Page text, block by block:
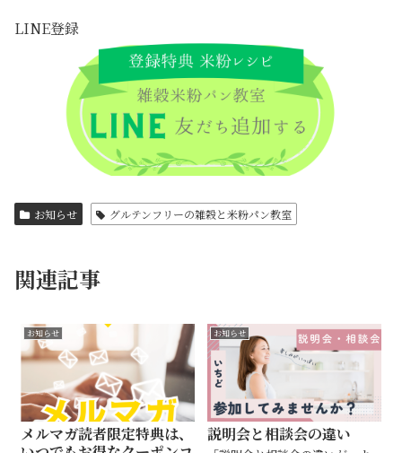
LINE登録
お知らせ グルテンフリーの雑穀と米粉パン教室
関連記事
お知らせ
メルマガ読者限定特典は、
お知らせ
説明会と相談会の違い